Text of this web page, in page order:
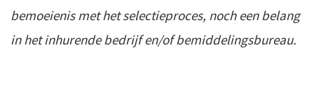
bemoeienis met het selectieproces, noch een belang
in het inhurende bedrijf en/of bemiddelingsbureau.